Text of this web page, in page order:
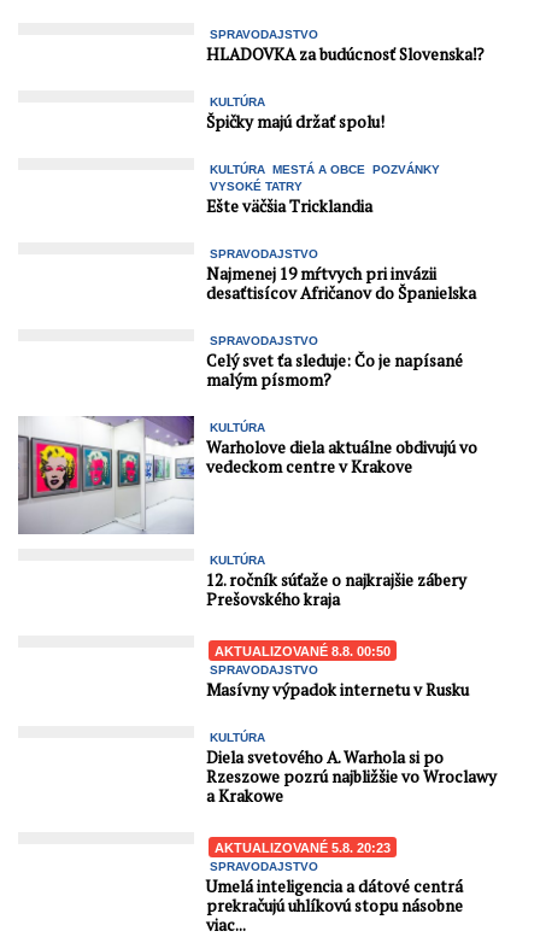
SPRAVODAJSTVO
HLADOVKA za budúcnosť Slovenska⁉️
KULTÚRA
Špičky majú držať spolu!
KULTÚRA MESTÁ A OBCE POZVÁNKY
VYSOKÉ TATRY
Ešte väčšia Tricklandia
SPRAVODAJSTVO
Najmenej 19 mŕtvych pri invázii
desaťtisícov Afričanov do Španielska
SPRAVODAJSTVO
Celý svet ťa sleduje: Čo je napísané
malým písmom?
KULTÚRA
Warholove diela aktuálne obdivujú vo
vedeckom centre v Krakove
KULTÚRA
12. ročník súťaže o najkrajšie zábery
Prešovského kraja
AKTUALIZOVANÉ 8.8. 00:50
SPRAVODAJSTVO
Masívny výpadok internetu v Rusku
KULTÚRA
Diela svetového A. Warhola si po
Rzeszowe pozrú najbližšie vo Wroclawy
a Krakowe
AKTUALIZOVANÉ 5.8. 20:23
SPRAVODAJSTVO
Umelá inteligencia a dátové centrá
prekračujú uhlíkovú stopu násobne
viac...